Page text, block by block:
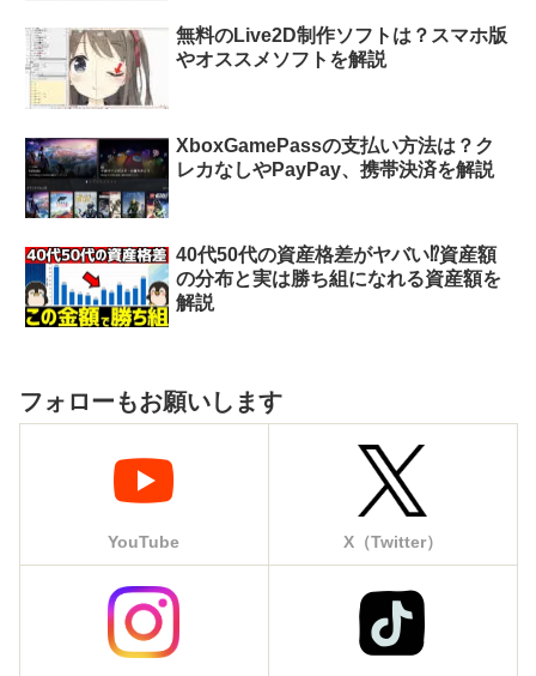
無料のLive2D制作ソフトは？スマホ版
やオススメソフトを解説
XboxGamePassの支払い方法は？ク
レカなしやPayPay、携帯決済を解説
40代50代の資産格差がヤバい⁉︎資産額
の分布と実は勝ち組になれる資産額を
解説
フォローもお願いします
YouTube X（Twitter）